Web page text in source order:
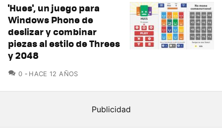
'Hues', un juego para
Windows Phone de
deslizar y combinar
piezas al estilo de Threes
y 2048
0 COMENTARIOS
HACE 12 AÑOS